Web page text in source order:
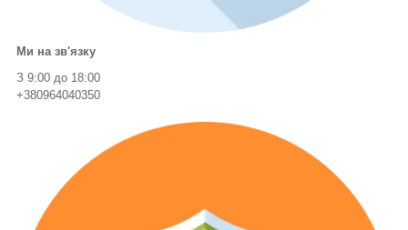
Ми на зв'язку
З 9:00 до 18:00
+380964040350